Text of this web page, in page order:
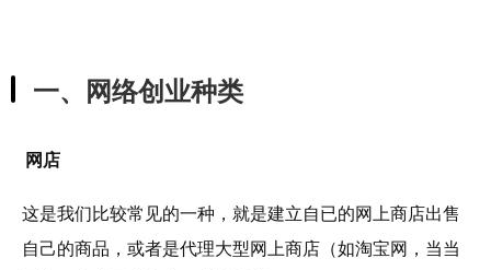
一、网络创业种类
网店
这是我们比较常见的一种，就是建立自已的网上商店出售
自己的商品，或者是代理大型网上商店（如淘宝网，当当